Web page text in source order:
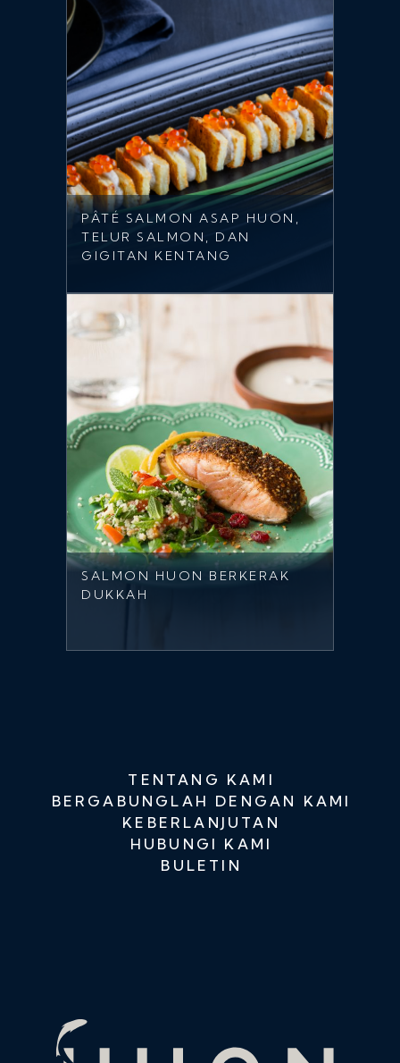
PÂTÉ SALMON ASAP HUON,
TELUR SALMON, DAN
GIGITAN KENTANG
SALMON HUON BERKERAK
DUKKAH
TENTANG KAMI
BERGABUNGLAH DENGAN KAMI
KEBERLANJUTAN
HUBUNGI KAMI
BULETIN